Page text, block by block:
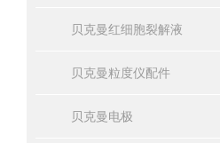
贝克曼红细胞裂解液
贝克曼粒度仪配件
贝克曼电极